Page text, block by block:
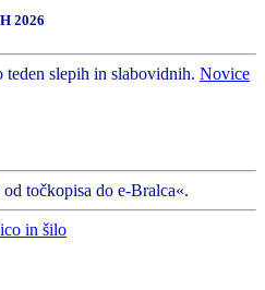
2026
slepih in slabovidnih. Novice
točkopisa do e-Bralca«.